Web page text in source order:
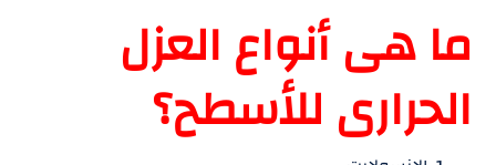
ما هى أنواع العزل
الحرارى للأسطح؟